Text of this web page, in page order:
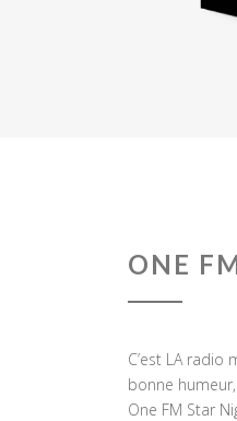
ONE
C’est LA radio
bonne
One FM Star